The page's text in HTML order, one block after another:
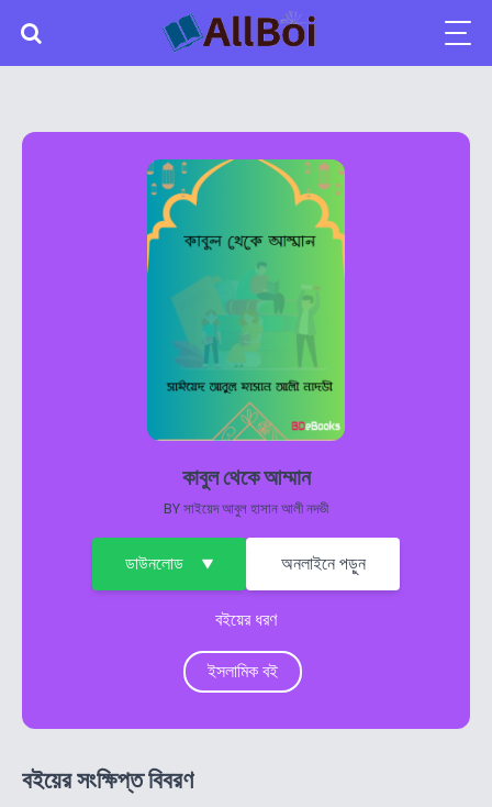
কাবুল থেকে আম্মান
BYসাইয়েদ আবুল হাসান আলী নদভী
ডাউনলোড অনলাইনে পড়ুন
বইয়ের ধরণ
ইসলামিক বই
বইয়ের সংক্ষিপ্ত বিবরণ